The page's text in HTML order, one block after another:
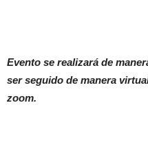
Evento se realizará de
ser seguido de manera
zoom.